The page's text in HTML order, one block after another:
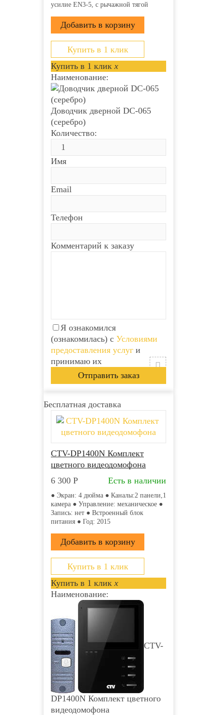
усилие EN3-5, с рычажной тягой
Купить в 1 клик
Купить в 1 клик x
Наименование:
Доводчик дверной DC-065
(серебро)
Количество:
Имя
Email
Телефон
Комментарий к заказу
Я ознакомился
(ознакомилась) с Условиями
предоставления услуг и
принимаю их
Бесплатная доставка
CTV-DP1400N Комплект
цветного видеодомофона
6 300 Р Есть в наличии
● Экран: 4 дюйма ● Каналы:2 панели,1
камера ● Управление: механическое ●
Запись: нет ● Встроенный блок
питания ● Год: 2015
Купить в 1 клик
Купить в 1 клик x
Наименование:
CTV-
DP1400N Комплект цветного
видеодомофона